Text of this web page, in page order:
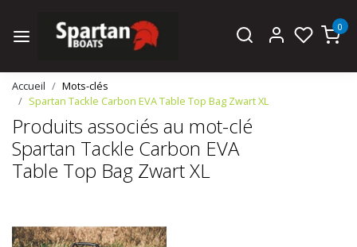
0
Accueil
Mots-clés
Spartan Tackle Carbon EVA Table Top Bag Zwart XL
Produits associés au mot-clé
Spartan Tackle Carbon EVA
Table Top Bag Zwart XL